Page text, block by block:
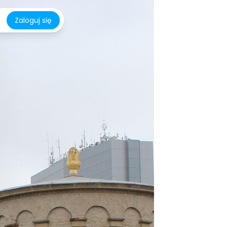
Zaloguj się